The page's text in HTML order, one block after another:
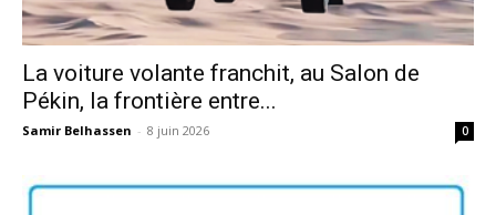
La voiture volante franchit, au Salon de
Pékin, la frontière entre...
Samir Belhassen - 8 juin 2026 0